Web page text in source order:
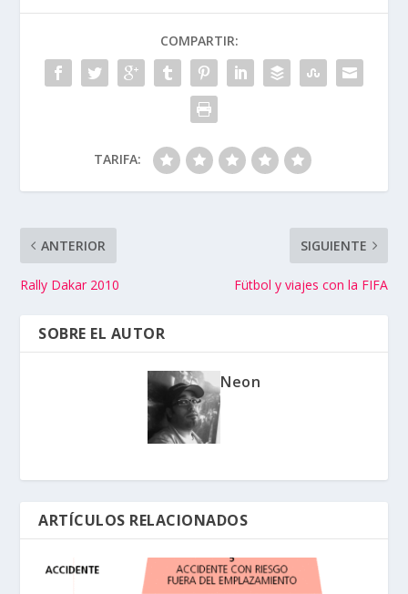
COMPARTIR:
TARIFA:
ANTERIOR
Rally Dakar 2010
SIGUIENTE
Fütbol y viajes con la FIFA
SOBRE EL AUTOR
Neon
ARTÍCULOS RELACIONADOS